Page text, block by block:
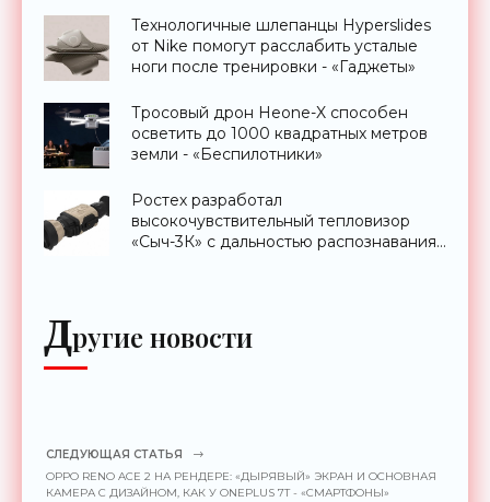
Технологичные шлепанцы Hyperslides
от Nike помогут расслабить усталые
ноги после тренировки - «Гаджеты»
Тросовый дрон Heone-X способен
осветить до 1000 квадратных метров
земли - «Беспилотники»
Ростех разработал
высокочувствительный тепловизор
«Сыч-3К» с дальностью распознавания
Другие новости
СЛЕДУЮЩАЯ СТАТЬЯ
OPPO RENO ACE 2 НА РЕНДЕРЕ: «ДЫРЯВЫЙ» ЭКРАН И ОСНОВНАЯ
КАМЕРА С ДИЗАЙНОМ, КАК У ONEPLUS 7T - «СМАРТФОНЫ»